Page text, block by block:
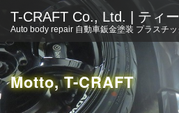
T-CRAFT Co., Ltd. | ティ
Auto body repair 自動車鈑金塗装 プラスチ
Motto, T-CRAFT